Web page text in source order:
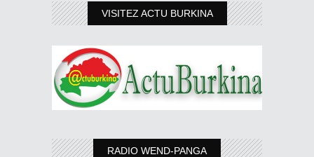
VISITEZ ACTU BURKINA
RADIO WEND-PANGA